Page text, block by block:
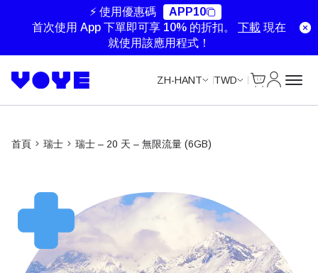
⚡ 使用優惠碼
APP10
首次使用 App 下單即可享 10% 的折扣。 下載 現在
就使用該應用程式！
ZH-HANT TWD
首頁 瑞士 瑞士 – 20 天 – 無限流量 (6GB)